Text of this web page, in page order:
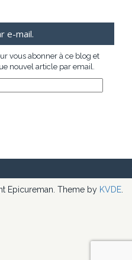
e-mail.
vous abonner à ce blog et
nouvel article par email.
Epicureman. Theme by KVDE.